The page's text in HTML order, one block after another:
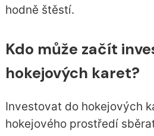
hodně štěstí.
Kdo může začít
hokejových karet?
Investovat do hokejových
hokejového prostředí